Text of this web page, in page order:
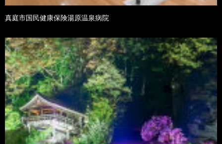
真庭市国民健康保険湯原温泉病院